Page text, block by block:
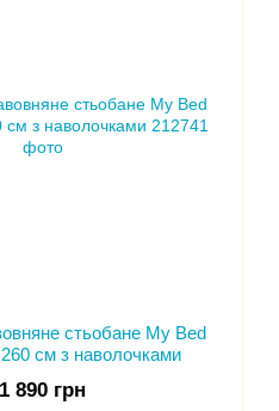
стьобане My Bed
см з наволочками
1 890 грн